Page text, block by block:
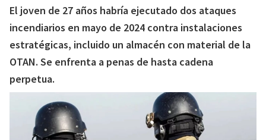
El joven de 27 años habría ejecutado dos ataques
incendiarios en mayo de 2024 contra instalaciones
estratégicas, incluido un almacén con material de la
OTAN. Se enfrenta a penas de hasta cadena
perpetua.